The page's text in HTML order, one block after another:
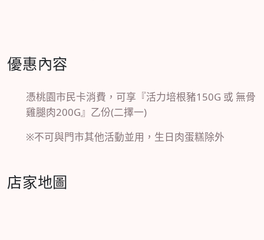
優惠內容
憑桃園市民卡消費，可享『活力培根豬150G 或 無骨
雞腿肉200G』乙份(二擇一)
※不可與門市其他活動並用，生日肉蛋糕除外
店家地圖